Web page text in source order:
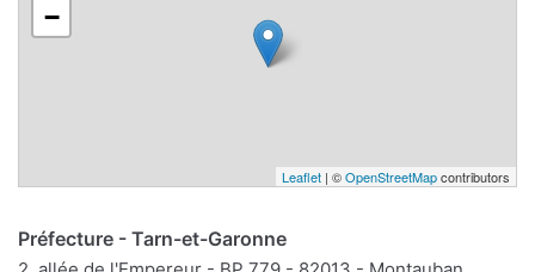
−
Leaflet | ©OpenStreetMapcontributors
Préfecture - Tarn-et-Garonne